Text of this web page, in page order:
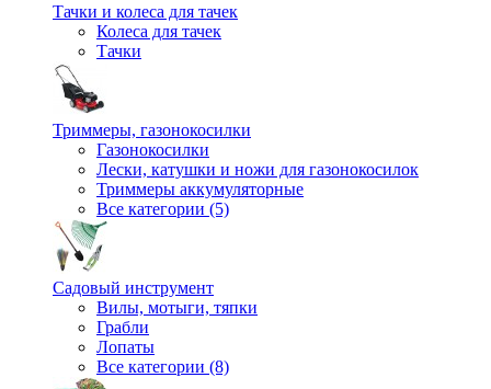
Тачки и колеса для тачек
Колеса для тачек
Тачки
Триммеры, газонокосилки
Газонокосилки
Лески, катушки и ножи для газонокосилок
Триммеры аккумуляторные
Все категории (5)
Садовый инструмент
Вилы, мотыги, тяпки
Грабли
Лопаты
Все категории (8)